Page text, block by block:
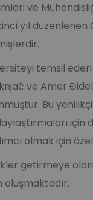
ve
yıl
temsil eden
ve Amer
Bu
için
olmak için
getirmeye olan